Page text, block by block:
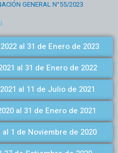
GENERAL N°55/2023
al 31 de Enero de 2023
al 31 de Enero de 2022
al 11 de Julio de 2021
al 31 de Enero de 2021
1 de Noviembre de 2020